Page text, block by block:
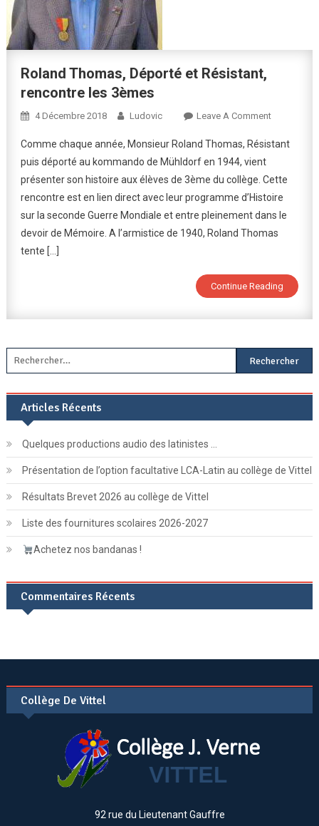
Roland Thomas, Déporté et Résistant,
rencontre les 3èmes
4 Décembre 2018 Ludovic Leave A CommentOn
Thomas,
Et
Résistant,
Rencontre
Les
Comme chaque année, Monsieur Roland Thomas, Résistant
puis déporté au kommando de Mühldorf en 1944, vient
présenter son histoire aux élèves de 3ème du collège. Cette
rencontre est en lien direct avec leur programme d’Histoire
sur la seconde Guerre Mondiale et entre pleinement dans le
devoir de Mémoire. A l’armistice de 1940, Roland Thomas
tente […]
Continue Reading
Rechercher :
Articles Récents
Quelques productions audio des latinistes …
Présentation de l’option facultative LCA-Latin au collège de Vittel
Résultats Brevet 2026 au collège de Vittel
Liste des fournitures scolaires 2026-2027
Achetez nos bandanas !
Commentaires Récents
Collège De Vittel
92 rue du Lieutenant Gauffre